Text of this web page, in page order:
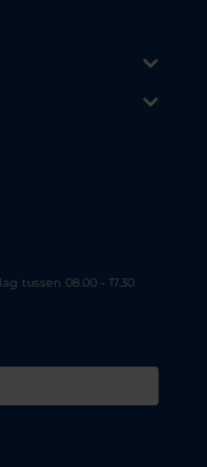
tussen 08.00 - 17.30